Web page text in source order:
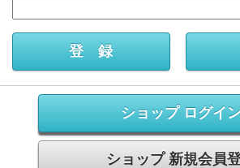
ショップ ログイ
ショップ 新規会員